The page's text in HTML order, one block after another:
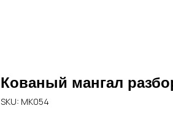
Кованый мангал
SKU: МК054